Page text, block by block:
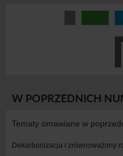
W POPRZEDNICH
Tematy omawiane w
Dekarbonizacja i zrównoważony